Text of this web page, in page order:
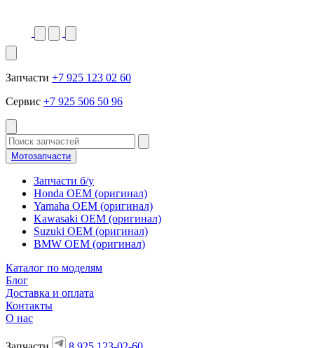
Запчасти +7 925 123 02 60
Сервис +7 925 506 50 96
Мотозапчасти
Запчасти б/у
Honda OEM (оригинал)
Yamaha OEM (оригинал)
Kawasaki OEM (оригинал)
Suzuki OEM (оригинал)
BMW OEM (оригинал)
Каталог по моделям
Блог
Доставка и оплата
Контакты
О нас